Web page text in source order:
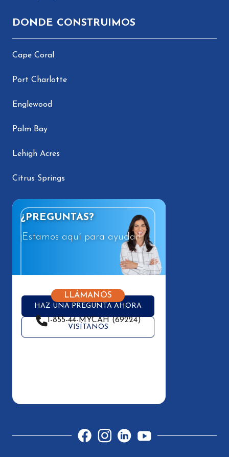
DONDE CONSTRUIMOS
Cape Coral
Port Charlotte
Englewood
Palm Bay
Lehigh Acres
Citrus Springs
¿PREGUNTAS?
¡Estamos aquí para ayudar!
HAZ UNA PREGUNTA AHORA
VISÍTANOS
LLÁMANOS
1-855-44-MYCAH (69224)
FacebookInstagramLinkedInYouTube